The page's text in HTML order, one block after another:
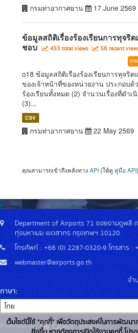
กรมท่าอากาศยาน 17 June 2569
ข้อมูลสถิติเรื่องร้องเรียนการทุจริ
ชอบ
453 total views 58 recent
กา
o18 ข้อมูลสถิติเรื่องร้องเรียนการทุจริ
ของเจ้าหน้าที่ของหน่วยงาน ประกอบด้
ร้องเรียนทั้งหมด (2) จำนวนเรื่องที่ดำเ
(3)...
CSV
กรมท่าอากาศยาน 22 May 2569
คุณสามารถเข้าถึงคลังทาง API (ให้ดู คู่มือ API
Department of Airports 71 ซอยงามดูพลี
ทุ่งมหาเมฆ เขตสาทร กรุงเทพฯ 10120
โทรศัพท์ : +66 (0) 2287-0320-9 โทรสาร :
webmaster@airports.go.th
จำ
ภาษา
Powered by:
เว็บไซต์นี้ใช้ "คุกกี้" เพื่อวัตถุประสงค์ในการพัฒนา